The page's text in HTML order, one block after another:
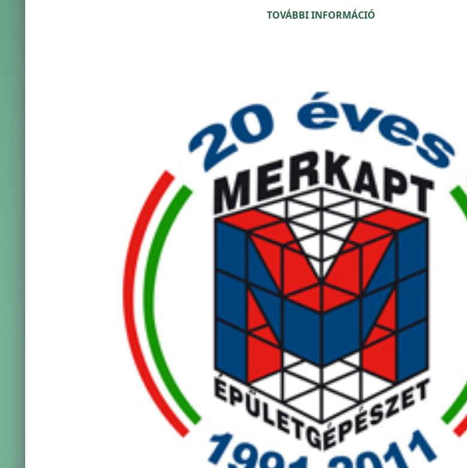
TOVÁBBI INFORMÁCIÓ